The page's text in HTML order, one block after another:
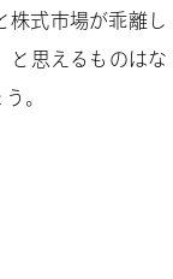
株式市場が乖離し
と思えるものはな
。